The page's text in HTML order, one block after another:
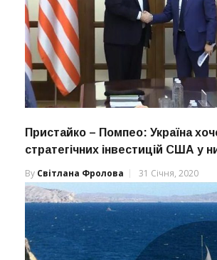
Пристайко – Помпео: Україна
стратегічних інвестицій США у
By Світлана Фролова 31 Січня, 2020